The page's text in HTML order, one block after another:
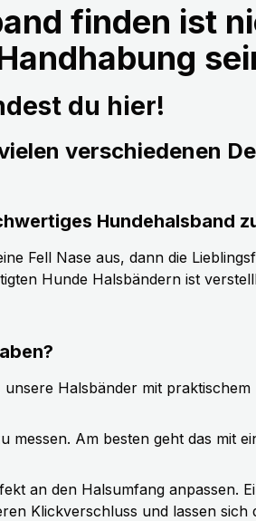
finden ist
du hier!
verschiedenen
Hundehalsband
Fell Nase aus, dann die
Hunde Halsbändern ist
Halsbänder mit
messen. Am besten geht das mit
an den Halsumfang
Klickverschluss und lassen